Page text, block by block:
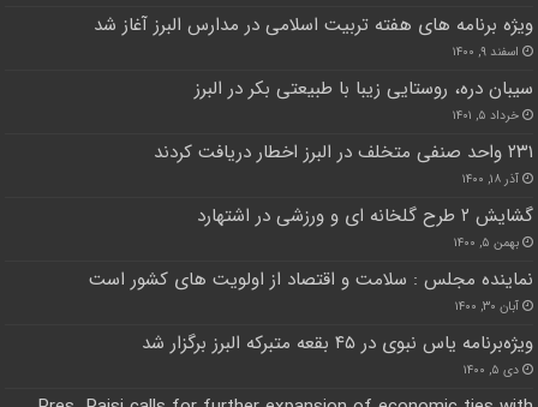
ویژه برنامه های هفته تربیت اسلامی در مدارس البرز آغاز شد
اسفند ۹, ۱۴۰۰
سیبان دره، روستایی زیبا با طبیعتی بکر در البرز
خرداد ۵, ۱۴۰۱
۲۳۱ واحد صنفی متخلف در البرز اخطار دریافت کردند
آذر ۱۸, ۱۴۰۰
گشایش ۲ طرح گلخانه ای و ورزشی در اشتهارد
بهمن ۵, ۱۴۰۰
نماینده مجلس : سلامت و اقتصاد از اولویت های کشور است
آبان ۳۰, ۱۴۰۰
ویژه‌برنامه یاس نبوی در ۴۵ بقعه متبرکه البرز برگزار شد
دی ۵, ۱۴۰۰